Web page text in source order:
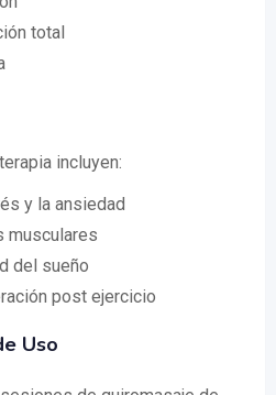
total
incluyen:
y la ansiedad
musculares
del sueño
post ejercicio
Uso